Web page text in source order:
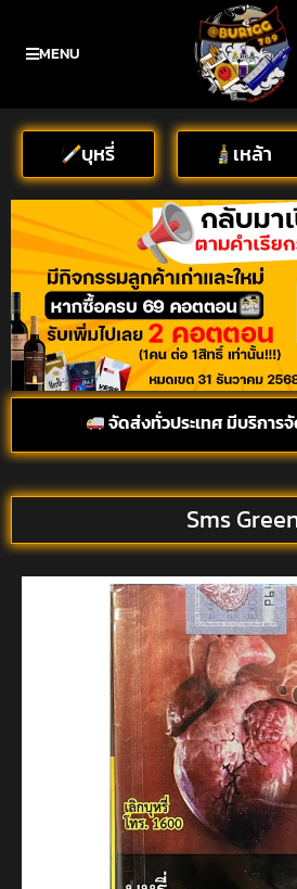
MENU
บุหรี่ เหล้า
จัดส่งทั่วประเทศ มีบริการ
Sms